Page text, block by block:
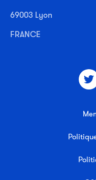
69003 Lyon
FRANCE